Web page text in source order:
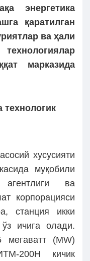
энергетика
қаратилган
ва ҳали
марказида
хусусияти
муқобили
агентлиги ва
корпорацияси
станция икки
ўз ичига олади.
(MW)
200Н кичик